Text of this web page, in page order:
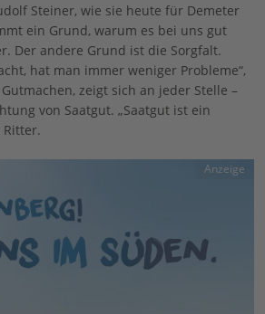
Steiner, wie sie heute für Demeter
ein Grund, warum es bei uns gut
Der andere Grund ist die Sorgfalt.
hat man immer weniger Probleme“,
zeigt sich an jeder Stelle –
von Saatgut. „Saatgut ist ein
Ritter.
Anzeige